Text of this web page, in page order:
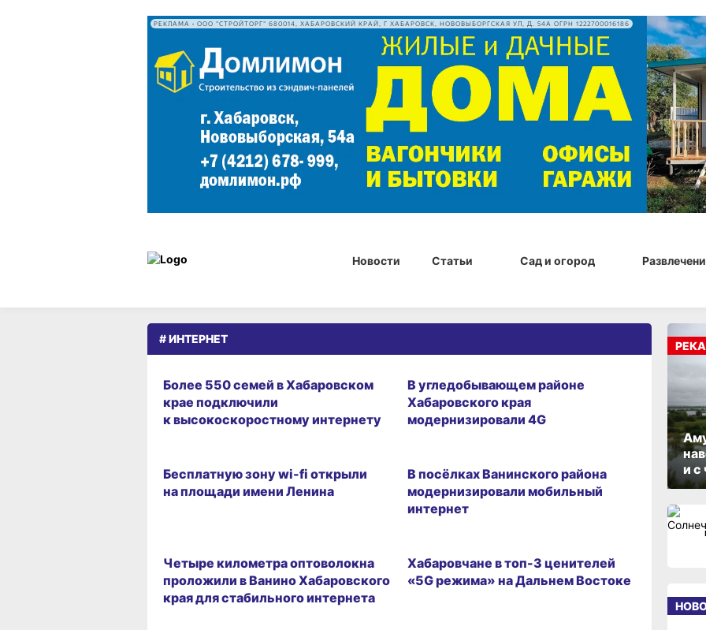
РЕКЛАМА • ООО "СТРОЙТОРГ" 680014, ХАБАРОВСКИЙ КРАЙ, Г ХАБАРОВСК, НОВОВЫБОРГСКАЯ УЛ, Д. 54А ОГРН 1222700016186
Новости Статьи Сад и огород
# ИНТЕРНЕТ
Более 550 семей в Хабаровском
крае подключили
к высокоскоростному интернету
В угледобывающем районе
Хабаровского края
модернизировали 4G
Бесплатную зону wi-fi открыли
на площади имени Ленина
В посёлках Ванинского района
модернизировали мобильный
интернет
Четыре километра оптоволокна
проложили в Ванино Хабаровского
края для стабильного интернета
Хабаровчане в топ-3 ценителей
«5G режима» на Дальнем Востоке
и с